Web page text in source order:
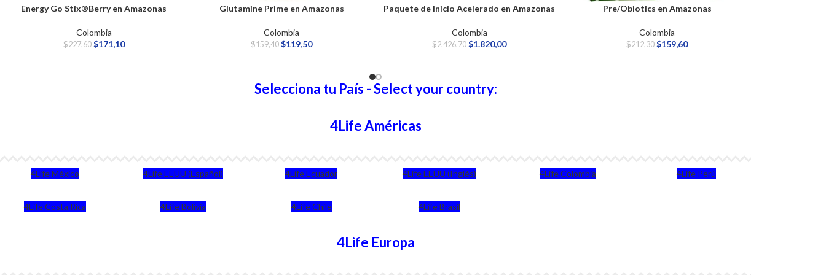
Energy Go Stix®Berry en Amazonas
Colombia
$227,60 $171,10
Glutamine Prime en Amazonas
Colombia
$159,40 $119,50
Paquete de Inicio Acelerado en Amazonas
Colombia
$2.426,70 $1.820,00
Pre/Obiotics en Amazonas
Colombia
$212,30 $159,60
Selecciona tu País - Select your country:
4Life Américas
4Life México 4Life EEUU (Español) 4Life Ecuador 4Life EEUU (Inglés) 4Life Colombia 4Life Perú
4Life Costa Rica 4Life Bolivia 4Life Chile 4Life Brasil
4Life Europa